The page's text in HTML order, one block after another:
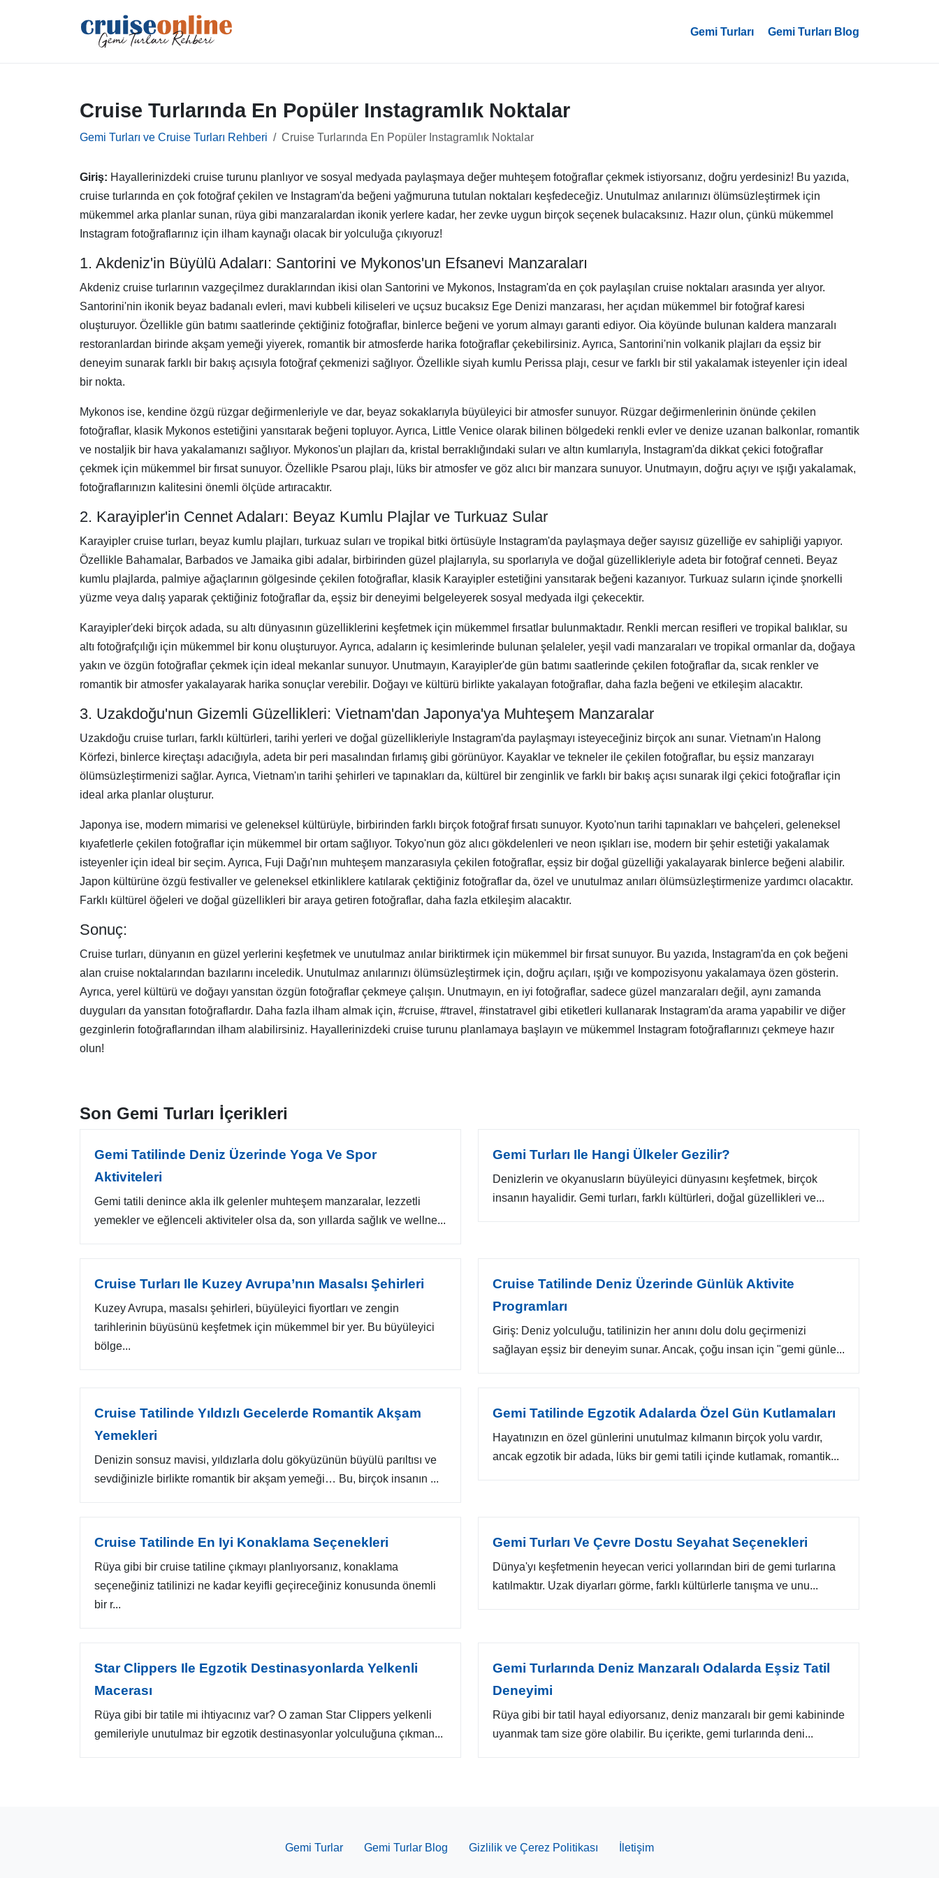
Gemi Turları Gemi Turları Blog
Cruise Turlarında En Popüler Instagramlık Noktalar
Gemi Turları ve Cruise Turları Rehberi Cruise Turlarında En Popüler Instagramlık Noktalar
Giriş: Hayallerinizdeki cruise turunu planlıyor ve sosyal medyada paylaşmaya değer muhteşem fotoğraflar çekmek istiyorsanız, doğru yerdesiniz! Bu yazıda,
cruise turlarında en çok fotoğraf çekilen ve Instagram'da beğeni yağmuruna tutulan noktaları keşfedeceğiz. Unutulmaz anılarınızı ölümsüzleştirmek için
mükemmel arka planlar sunan, rüya gibi manzaralardan ikonik yerlere kadar, her zevke uygun birçok seçenek bulacaksınız. Hazır olun, çünkü mükemmel
Instagram fotoğraflarınız için ilham kaynağı olacak bir yolculuğa çıkıyoruz!
1. Akdeniz'in Büyülü Adaları: Santorini ve Mykonos'un Efsanevi Manzaraları
Akdeniz cruise turlarının vazgeçilmez duraklarından ikisi olan Santorini ve Mykonos, Instagram'da en çok paylaşılan cruise noktaları arasında yer alıyor.
Santorini'nin ikonik beyaz badanalı evleri, mavi kubbeli kiliseleri ve uçsuz bucaksız Ege Denizi manzarası, her açıdan mükemmel bir fotoğraf karesi
oluşturuyor. Özellikle gün batımı saatlerinde çektiğiniz fotoğraflar, binlerce beğeni ve yorum almayı garanti ediyor. Oia köyünde bulunan kaldera manzaralı
restoranlardan birinde akşam yemeği yiyerek, romantik bir atmosferde harika fotoğraflar çekebilirsiniz. Ayrıca, Santorini'nin volkanik plajları da eşsiz bir
deneyim sunarak farklı bir bakış açısıyla fotoğraf çekmenizi sağlıyor. Özellikle siyah kumlu Perissa plajı, cesur ve farklı bir stil yakalamak isteyenler için ideal
bir nokta.
Mykonos ise, kendine özgü rüzgar değirmenleriyle ve dar, beyaz sokaklarıyla büyüleyici bir atmosfer sunuyor. Rüzgar değirmenlerinin önünde çekilen
fotoğraflar, klasik Mykonos estetiğini yansıtarak beğeni topluyor. Ayrıca, Little Venice olarak bilinen bölgedeki renkli evler ve denize uzanan balkonlar, romantik
ve nostaljik bir hava yakalamanızı sağlıyor. Mykonos'un plajları da, kristal berraklığındaki suları ve altın kumlarıyla, Instagram'da dikkat çekici fotoğraflar
çekmek için mükemmel bir fırsat sunuyor. Özellikle Psarou plajı, lüks bir atmosfer ve göz alıcı bir manzara sunuyor. Unutmayın, doğru açıyı ve ışığı yakalamak,
fotoğraflarınızın kalitesini önemli ölçüde artıracaktır.
2. Karayipler'in Cennet Adaları: Beyaz Kumlu Plajlar ve Turkuaz Sular
Karayipler cruise turları, beyaz kumlu plajları, turkuaz suları ve tropikal bitki örtüsüyle Instagram'da paylaşmaya değer sayısız güzelliğe ev sahipliği yapıyor.
Özellikle Bahamalar, Barbados ve Jamaika gibi adalar, birbirinden güzel plajlarıyla, su sporlarıyla ve doğal güzellikleriyle adeta bir fotoğraf cenneti. Beyaz
kumlu plajlarda, palmiye ağaçlarının gölgesinde çekilen fotoğraflar, klasik Karayipler estetiğini yansıtarak beğeni kazanıyor. Turkuaz suların içinde şnorkelli
yüzme veya dalış yaparak çektiğiniz fotoğraflar da, eşsiz bir deneyimi belgeleyerek sosyal medyada ilgi çekecektir.
Karayipler'deki birçok adada, su altı dünyasının güzelliklerini keşfetmek için mükemmel fırsatlar bulunmaktadır. Renkli mercan resifleri ve tropikal balıklar, su
altı fotoğrafçılığı için mükemmel bir konu oluşturuyor. Ayrıca, adaların iç kesimlerinde bulunan şelaleler, yeşil vadi manzaraları ve tropikal ormanlar da, doğaya
yakın ve özgün fotoğraflar çekmek için ideal mekanlar sunuyor. Unutmayın, Karayipler'de gün batımı saatlerinde çekilen fotoğraflar da, sıcak renkler ve
romantik bir atmosfer yakalayarak harika sonuçlar verebilir. Doğayı ve kültürü birlikte yakalayan fotoğraflar, daha fazla beğeni ve etkileşim alacaktır.
3. Uzakdoğu'nun Gizemli Güzellikleri: Vietnam'dan Japonya'ya Muhteşem Manzaralar
Uzakdoğu cruise turları, farklı kültürleri, tarihi yerleri ve doğal güzellikleriyle Instagram'da paylaşmayı isteyeceğiniz birçok anı sunar. Vietnam'ın Halong
Körfezi, binlerce kireçtaşı adacığıyla, adeta bir peri masalından fırlamış gibi görünüyor. Kayaklar ve tekneler ile çekilen fotoğraflar, bu eşsiz manzarayı
ölümsüzleştirmenizi sağlar. Ayrıca, Vietnam'ın tarihi şehirleri ve tapınakları da, kültürel bir zenginlik ve farklı bir bakış açısı sunarak ilgi çekici fotoğraflar için
ideal arka planlar oluşturur.
Japonya ise, modern mimarisi ve geleneksel kültürüyle, birbirinden farklı birçok fotoğraf fırsatı sunuyor. Kyoto'nun tarihi tapınakları ve bahçeleri, geleneksel
kıyafetlerle çekilen fotoğraflar için mükemmel bir ortam sağlıyor. Tokyo'nun göz alıcı gökdelenleri ve neon ışıkları ise, modern bir şehir estetiği yakalamak
isteyenler için ideal bir seçim. Ayrıca, Fuji Dağı'nın muhteşem manzarasıyla çekilen fotoğraflar, eşsiz bir doğal güzelliği yakalayarak binlerce beğeni alabilir.
Japon kültürüne özgü festivaller ve geleneksel etkinliklere katılarak çektiğiniz fotoğraflar da, özel ve unutulmaz anıları ölümsüzleştirmenize yardımcı olacaktır.
Farklı kültürel öğeleri ve doğal güzellikleri bir araya getiren fotoğraflar, daha fazla etkileşim alacaktır.
Sonuç:
Cruise turları, dünyanın en güzel yerlerini keşfetmek ve unutulmaz anılar biriktirmek için mükemmel bir fırsat sunuyor. Bu yazıda, Instagram'da en çok beğeni
alan cruise noktalarından bazılarını inceledik. Unutulmaz anılarınızı ölümsüzleştirmek için, doğru açıları, ışığı ve kompozisyonu yakalamaya özen gösterin.
Ayrıca, yerel kültürü ve doğayı yansıtan özgün fotoğraflar çekmeye çalışın. Unutmayın, en iyi fotoğraflar, sadece güzel manzaraları değil, aynı zamanda
duyguları da yansıtan fotoğraflardır. Daha fazla ilham almak için, #cruise, #travel, #instatravel gibi etiketleri kullanarak Instagram'da arama yapabilir ve diğer
gezginlerin fotoğraflarından ilham alabilirsiniz. Hayallerinizdeki cruise turunu planlamaya başlayın ve mükemmel Instagram fotoğraflarınızı çekmeye hazır
olun!
Son Gemi Turları İçerikleri
Gemi Tatilinde Deniz Üzerinde Yoga Ve Spor
Aktiviteleri
Gemi tatili denince akla ilk gelenler muhteşem manzaralar, lezzetli
yemekler ve eğlenceli aktiviteler olsa da, son yıllarda sağlık ve wellne...
Gemi Turları Ile Hangi Ülkeler Gezilir?
Denizlerin ve okyanusların büyüleyici dünyasını keşfetmek, birçok
insanın hayalidir. Gemi turları, farklı kültürleri, doğal güzellikleri ve...
Cruise Turları Ile Kuzey Avrupa’nın Masalsı Şehirleri
Kuzey Avrupa, masalsı şehirleri, büyüleyici fiyortları ve zengin
tarihlerinin büyüsünü keşfetmek için mükemmel bir yer. Bu büyüleyici
bölge...
Cruise Tatilinde Deniz Üzerinde Günlük Aktivite
Programları
Giriş: Deniz yolculuğu, tatilinizin her anını dolu dolu geçirmenizi
sağlayan eşsiz bir deneyim sunar. Ancak, çoğu insan için "gemi günle...
Cruise Tatilinde Yıldızlı Gecelerde Romantik Akşam
Yemekleri
Denizin sonsuz mavisi, yıldızlarla dolu gökyüzünün büyülü parıltısı ve
sevdiğinizle birlikte romantik bir akşam yemeği… Bu, birçok insanın ...
Gemi Tatilinde Egzotik Adalarda Özel Gün Kutlamaları
Hayatınızın en özel günlerini unutulmaz kılmanın birçok yolu vardır,
ancak egzotik bir adada, lüks bir gemi tatili içinde kutlamak, romantik...
Cruise Tatilinde En Iyi Konaklama Seçenekleri
Rüya gibi bir cruise tatiline çıkmayı planlıyorsanız, konaklama
seçeneğiniz tatilinizi ne kadar keyifli geçireceğiniz konusunda önemli
bir r...
Gemi Turları Ve Çevre Dostu Seyahat Seçenekleri
Dünya'yı keşfetmenin heyecan verici yollarından biri de gemi turlarına
katılmaktır. Uzak diyarları görme, farklı kültürlerle tanışma ve unu...
Star Clippers Ile Egzotik Destinasyonlarda Yelkenli
Macerası
Rüya gibi bir tatile mi ihtiyacınız var? O zaman Star Clippers yelkenli
gemileriyle unutulmaz bir egzotik destinasyonlar yolculuğuna çıkman...
Gemi Turlarında Deniz Manzaralı Odalarda Eşsiz Tatil
Deneyimi
Rüya gibi bir tatil hayal ediyorsanız, deniz manzaralı bir gemi kabininde
uyanmak tam size göre olabilir. Bu içerikte, gemi turlarında deni...
Gemi Turlar Gemi Turlar Blog Gizlilik ve Çerez Politikası İletişim